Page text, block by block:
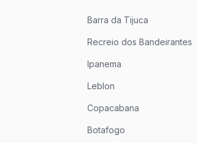
Barra da Tijuca
Recreio dos Bandeirantes
Ipanema
Leblon
Copacabana
Botafogo